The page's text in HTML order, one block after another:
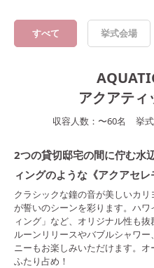
すべて 挙式会場
アクアティ
収容人数： 〜60名 挙
2つの貸切邸宅の間に佇む水
ィングのような《アクアセレ
クラシックな鐘の音が美しいカ
が誓いのシーンを彩ります。ハ
ィング」など、オリジナル性も
ルーンリリースやバブルシャワ
ニーもお楽しみいただけます。
ふたり占め！